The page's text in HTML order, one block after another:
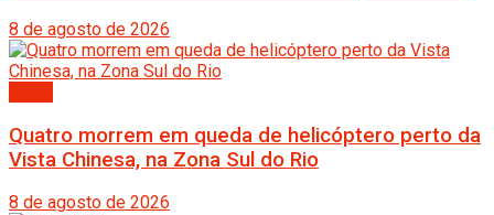
8 de agosto de 2026
Quatro morrem em queda de helicóptero perto da
Vista Chinesa, na Zona Sul do Rio
8 de agosto de 2026